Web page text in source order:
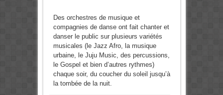
Des orchestres de musique et
compagnies de danse ont fait chanter et
danser le public sur plusieurs variétés
musicales (le Jazz Afro, la musique
urbaine, le Juju Music, des percussions,
le Gospel et bien d’autres rythmes)
chaque soir, du coucher du soleil jusqu’à
la tombée de la nuit.